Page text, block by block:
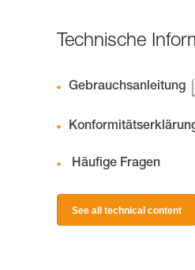
Technische
Gebrauchsanleitung
Häufige Fragen
See all technical content